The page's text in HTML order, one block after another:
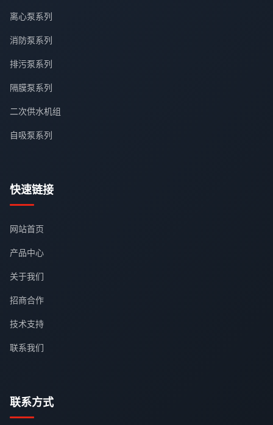
离心泵系列
消防泵系列
排污泵系列
隔膜泵系列
二次供水机组
自吸泵系列
快速链接
网站首页
产品中心
关于我们
招商合作
技术支持
联系我们
联系方式